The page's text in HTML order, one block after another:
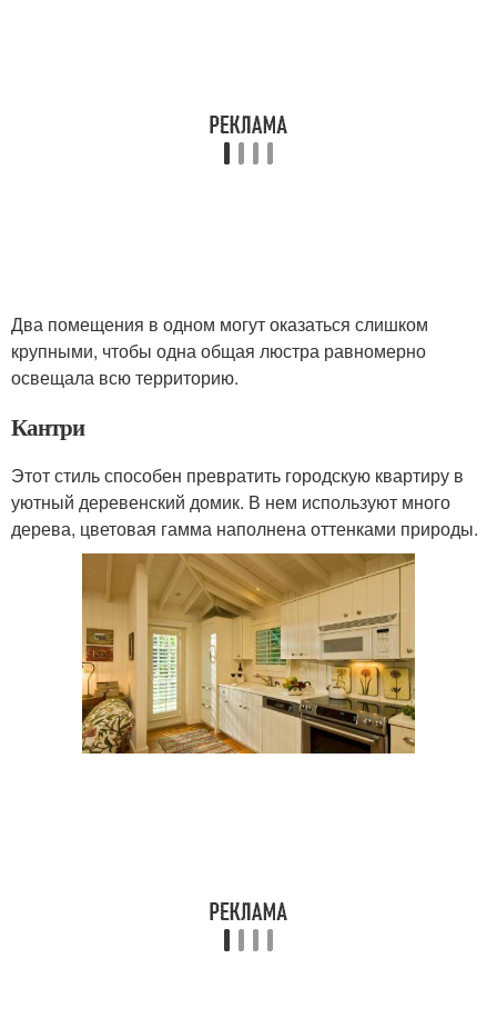
Два помещения в одном могут оказаться слишком
крупными, чтобы одна общая люстра равномерно
освещала всю территорию.
Кантри
Этот стиль способен превратить городскую квартиру в
уютный деревенский домик. В нем используют много
дерева, цветовая гамма наполнена оттенками природы.